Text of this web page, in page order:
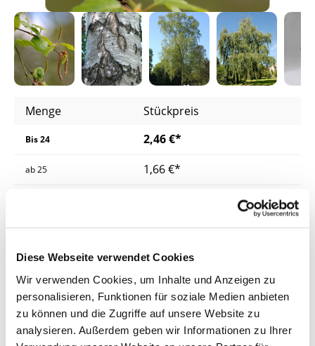
Diese Webseite verwendet Cookies
Wir verwenden Cookies, um Inhalte und Anzeigen zu
personalisieren, Funktionen für soziale Medien anbieten
zu können und die Zugriffe auf unsere Website zu
analysieren. Außerdem geben wir Informationen zu Ihrer
Menge Stückpreis
Bis24 2,46 €*
ab25 1,66 €*
ab400 1,54 €*
Preise inkl. MwSt.zzgl. Versandkosten
Lieferzeit: 4 - 8 Werktage
Herkunft